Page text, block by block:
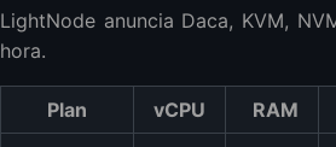
LightNode anuncia Daca, KVM,
hora.
Plan vCPU RAM